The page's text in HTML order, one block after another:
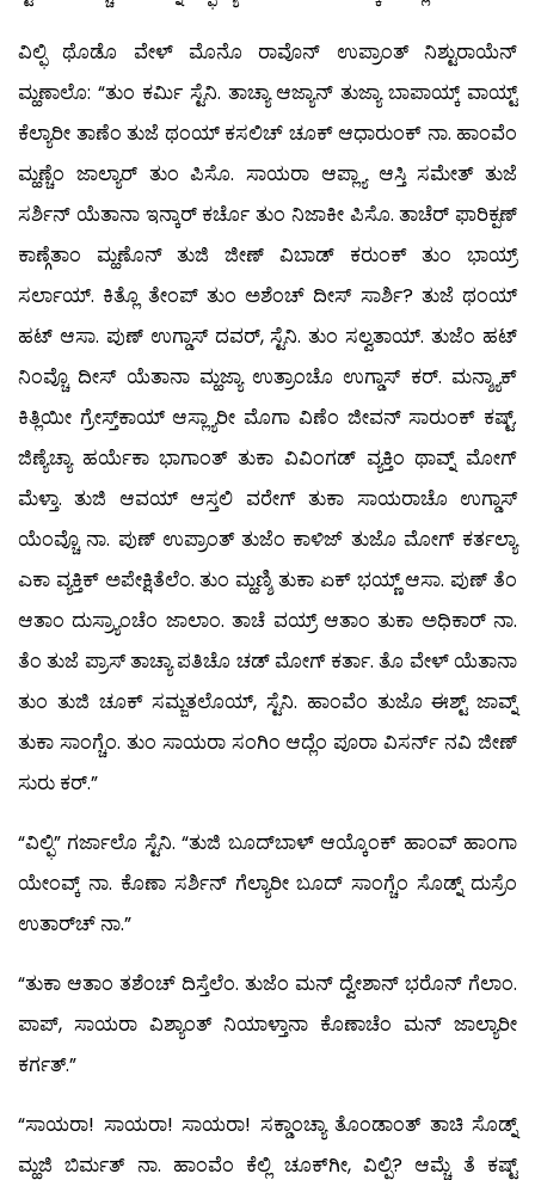
ವಿಲ್ಫಿ ಥೊಡೊ ವೇಳ್ ಮೊನೊ ರಾವೊನ್ ಉಪ್ರಾಂತ್ ನಿಶ್ಟುರಾಯೆನ್
ಮ್ಹಣಾಲೊ: “ತುಂ ಕರ್ಮಿ ಸ್ಟೆನಿ. ತಾಚ್ಯಾ ಆಜ್ಯಾನ್ ತುಜ್ಯಾ ಬಾಪಾಯ್ಕ್ ವಾಯ್ಟ್
ಕೆಲ್ಯಾರೀ ತಾಣೆಂ ತುಜೆ ಥಂಯ್ ಕಸಲಿಚ್ ಚೂಕ್ ಆಧಾರುಂಕ್ ನಾ. ಹಾಂವೆಂ
ಮ್ಹಣ್ಚೆಂ ಜಾಲ್ಯಾರ್ ತುಂ ಪಿಸೊ. ಸಾಯರಾ ಆಪ್ಲ್ಯಾ ಆಸ್ತಿ ಸಮೇತ್ ತುಜೆ
ಸರ್ಶಿನ್ ಯೆತಾನಾ ಇನ್ಕಾರ್ ಕರ್ಚೊ ತುಂ ನಿಜಾಕೀ ಪಿಸೊ. ತಾಚೆರ್ ಫಾರಿಕ್ಪಣ್
ಕಾಣ್ಗೆತಾಂ ಮ್ಹಣೊನ್ ತುಜಿ ಜೀಣ್ ವಿಬಾಡ್ ಕರುಂಕ್ ತುಂ ಭಾಯ್ರ್
ಸರ್ಲಾಯ್. ಕಿತ್ಲೊ ತೇಂಪ್ ತುಂ ಅಶೆಂಚ್ ದೀಸ್ ಸಾರ್ಶಿ? ತುಜೆ ಥಂಯ್
ಹಟ್ ಆಸಾ. ಪುಣ್ ಉಗ್ಡಾಸ್ ದವರ್, ಸ್ಟೆನಿ. ತುಂ ಸಲ್ವತಾಯ್. ತುಜೆಂ ಹಟ್
ನಿಂವ್ಚೊ ದೀಸ್ ಯೆತಾನಾ ಮ್ಹಜ್ಯಾ ಉತ್ರಾಂಚೊ ಉಗ್ಡಾಸ್ ಕರ್. ಮನ್ಶ್ಯಾಕ್
ಕಿತ್ಲಿಯೀ ಗ್ರೇಸ್ತ್‌ಕಾಯ್ ಆಸ್ಲ್ಯಾರೀ ಮೊಗಾ ವಿಣೆಂ ಜೀವನ್ ಸಾರುಂಕ್ ಕಷ್ಟ್.
ಜಿಣ್ಯೆಚ್ಯಾ ಹರ್ಯೆಕಾ ಭಾಗಾಂತ್ ತುಕಾ ವಿವಿಂಗಡ್ ವ್ಯಕ್ತಿಂ ಥಾವ್ನ್ ಮೋಗ್
ಮೆಳ್ತಾ. ತುಜಿ ಆವಯ್ ಆಸ್ತಲಿ ವರೇಗ್ ತುಕಾ ಸಾಯರಾಚೊ ಉಗ್ಡಾಸ್
ಯೆಂವ್ಚೊ ನಾ. ಪುಣ್ ಉಪ್ರಾಂತ್ ತುಜೆಂ ಕಾಳಿಜ್ ತುಜೊ ಮೋಗ್ ಕರ್ತಲ್ಯಾ
ಎಕಾ ವ್ಯಕ್ತಿಕ್ ಅಪೇಕ್ಷಿತೆಲೆಂ. ತುಂ ಮ್ಹಣ್ಶಿ ತುಕಾ ಏಕ್ ಭಯ್ಣ್ ಆಸಾ. ಪುಣ್ ತೆಂ
ಆತಾಂ ದುಸ್ರ್ಯಾಂಚೆಂ ಜಾಲಾಂ. ತಾಚೆ ವಯ್ರ್ ಆತಾಂ ತುಕಾ ಅಧಿಕಾರ್ ನಾ.
ತೆಂ ತುಜೆ ಪ್ರಾಸ್ ತಾಚ್ಯಾ ಪತಿಚೊ ಚಡ್ ಮೋಗ್ ಕರ್ತಾ. ತೊ ವೇಳ್ ಯೆತಾನಾ
ತುಂ ತುಜಿ ಚೂಕ್ ಸಮ್ಜತಲೊಯ್, ಸ್ಟೆನಿ. ಹಾಂವೆಂ ತುಜೊ ಈಶ್ಟ್ ಜಾವ್ನ್
ತುಕಾ ಸಾಂಗ್ಚೆಂ. ತುಂ ಸಾಯರಾ ಸಂಗಿಂ ಆದ್ಲೆಂ ಪೂರಾ ವಿಸರ್ನ್ ನವಿ ಜೀಣ್
ಸುರು ಕರ್.”
“ವಿಲ್ಫಿ” ಗರ್ಜಾಲೊ ಸ್ಟೆನಿ. “ತುಜಿ ಬೂದ್‍ಬಾಳ್ ಆಯ್ಕೊಂಕ್ ಹಾಂವ್ ಹಾಂಗಾ
ಯೇಂವ್ಕ್ ನಾ. ಕೊಣಾ ಸರ್ಶಿನ್ ಗೆಲ್ಯಾರೀ ಬೂದ್ ಸಾಂಗ್ಚೆಂ ಸೊಡ್ನ್ ದುಸ್ರೆಂ
ಉತಾರ್‌ಚ್ ನಾ.”
“ತುಕಾ ಆತಾಂ ತಶೆಂಚ್ ದಿಸ್ತೆಲೆಂ. ತುಜೆಂ ಮನ್ ದ್ವೇಶಾನ್ ಭರೊನ್ ಗೆಲಾಂ.
ಪಾಪ್, ಸಾಯರಾ ವಿಶ್ಯಾಂತ್ ನಿಯಾಳ್ತಾನಾ ಕೊಣಾಚೆಂ ಮನ್ ಜಾಲ್ಯಾರೀ
ಕರ್ಗತ್.”
“ಸಾಯರಾ! ಸಾಯರಾ! ಸಾಯರಾ! ಸಕ್ಡಾಂಚ್ಯಾ ತೊಂಡಾಂತ್ ತಾಚಿ ಸೊಡ್ನ್
ಮ್ಹಜಿ ಬಿರ್ಮತ್ ನಾ. ಹಾಂವೆಂ ಕೆಲ್ಲಿ ಚೂಕ್‍ಗೀ, ವಿಲ್ಫಿ? ಆಮ್ಚೆ ತೆ ಕಷ್ಟ್